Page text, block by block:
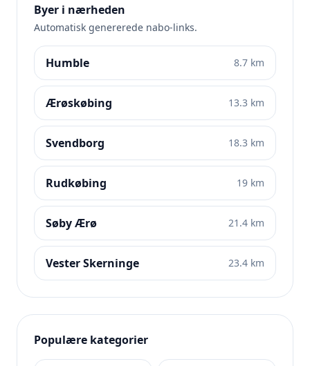
Byer i nærheden
Automatisk genererede nabo-links.
Humble 8.7 km
Ærøskøbing 13.3 km
Svendborg 18.3 km
Rudkøbing 19 km
Søby Ærø 21.4 km
Vester Skerninge 23.4 km
Populære kategorier